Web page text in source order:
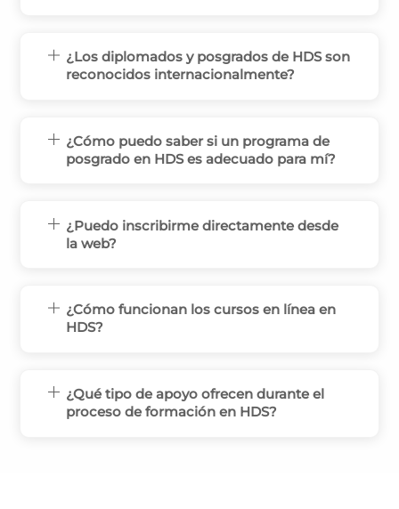
¿Los diplomados y posgrados de HDS son
reconocidos internacionalmente?
¿Cómo puedo saber si un programa de
posgrado en HDS es adecuado para mí?
¿Puedo inscribirme directamente desde
la web?
¿Cómo funcionan los cursos en línea en
HDS?
¿Qué tipo de apoyo ofrecen durante el
proceso de formación en HDS?